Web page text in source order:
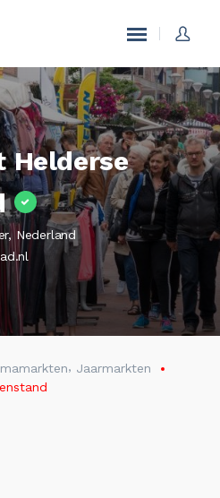
Helderse
Nederland
, Jaarmarkten